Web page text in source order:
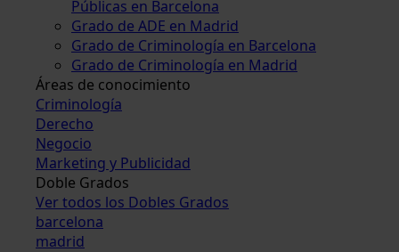
Públicas en Barcelona
Grado de ADE en Madrid
Grado de Criminología en Barcelona
Grado de Criminología en Madrid
Áreas de conocimiento
Criminología
Derecho
Negocio
Marketing y Publicidad
Doble Grados
Ver todos los Dobles Grados
barcelona
madrid